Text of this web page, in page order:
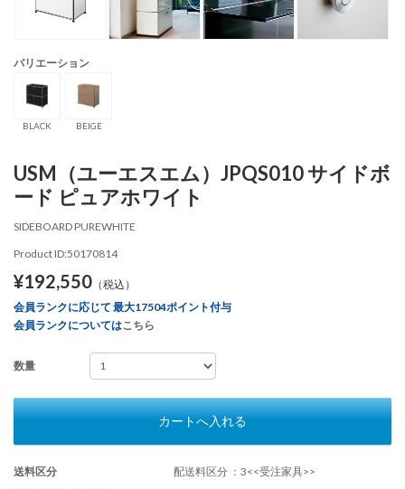
バリエーション
BLACK BEIGE
USM（ユーエスエム）JPQS010 サイドボ
ード ピュアホワイト
SIDEBOARD PUREWHITE
Product ID:50170814
¥192,550 （税込）
会員ランクに応じて 最大17504ポイント付与
会員ランクについてはこちら
数量
カートへ入れる
送料区分
配送料区分 ：3<<受注家具>>